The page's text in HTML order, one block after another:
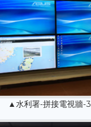
▲水利署-拼接電視牆-3